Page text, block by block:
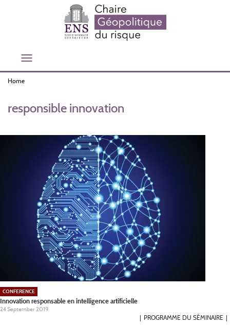
Toggle
Home
responsible innovation
CONFERENCE
Innovation responsable en intelligence artificielle
24 September 2019
PROGRAMME DU SÉMINAIRE